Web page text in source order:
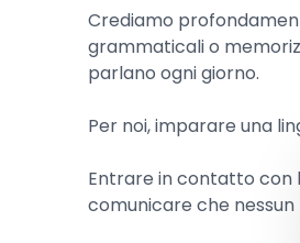
Crediamo
grammaticali o
parlano ogni giorno.
Per noi, imparare una
Entrare in contatto con
comunicare che